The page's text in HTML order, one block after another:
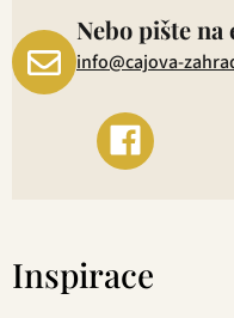
Nebo pište
info@cajova-
Inspirace